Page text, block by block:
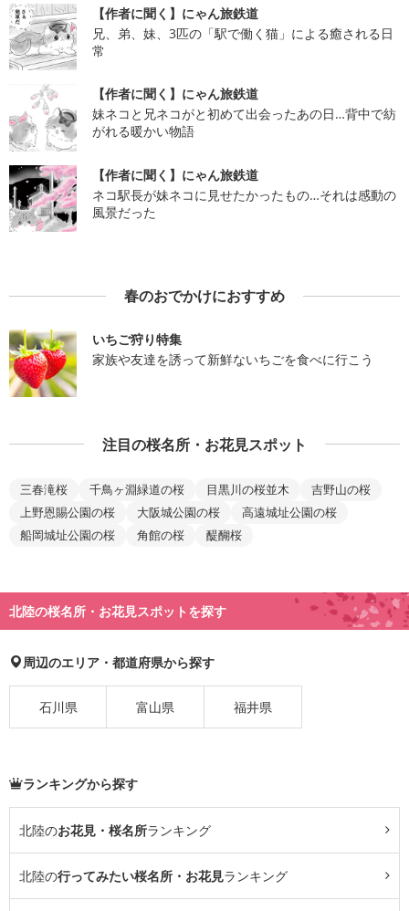
【作者に聞く】にゃん旅鉄道
兄、弟、妹、3匹の「駅で働く猫」による癒される日
常
【作者に聞く】にゃん旅鉄道
妹ネコと兄ネコがと初めて出会ったあの日…背中で紡
がれる暖かい物語
【作者に聞く】にゃん旅鉄道
ネコ駅長が妹ネコに見せたかったもの…それは感動の
風景だった
春のおでかけにおすすめ
いちご狩り特集
家族や友達を誘って新鮮ないちごを食べに行こう
注目の桜名所・お花見スポット
三春滝桜 千鳥ヶ淵緑道の桜 目黒川の桜並木
吉野山の桜
上野恩賜公園の桜
大阪城公園の桜
高遠城址公園の桜
船岡城址公園の桜
角館の桜 醍醐桜
北陸の桜名所・お花見スポットを探す
周辺のエリア・都道府県から探す
石川県 富山県 福井県
ランキングから探す
北陸のお花見・桜名所ランキング
北陸の行ってみたい桜名所・お花見ランキング